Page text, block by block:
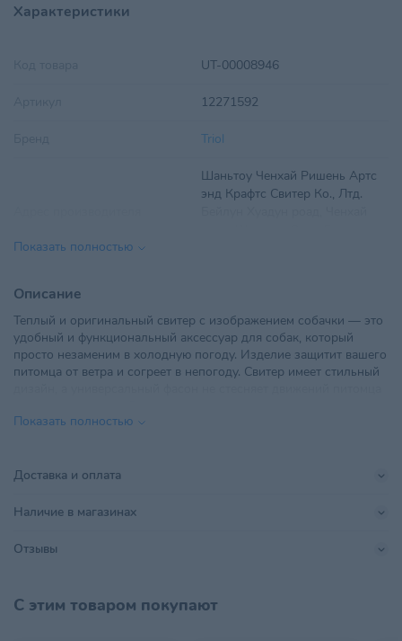
Характеристики
UT-00008946
12271592
Triol
Шаньтоу Ченхай Ришень Артс
энд Крафтс Свитер Ко., Лтд.
Вид одежды
Возраст питомца
Для всех стадий жизни,
Взрослые 1-6 лет ,Пожилые 7+
Щенки
Импортер в РБ
Линейка бренда
Материал
Параметры
Шаньтоу Ченхай Ришень Артс
Показать полностью
Описание
Теплый и оригинальный свитер с изображением собачки — это
удобный и функциональный аксессуар для собак, который
просто незаменим в холодную погоду. Изделие защитит вашего
питомца от ветра и согреет в непогоду. Свитер имеет стильный
низа изделия обеспечивает плотное прилегание свитера к телу.
мм.
Цвет: голубой с оранжево-коричневым.
Показать полностью
Доставка и оплата
Наличие в магазинах
Отзывы
С этим товаром покупают